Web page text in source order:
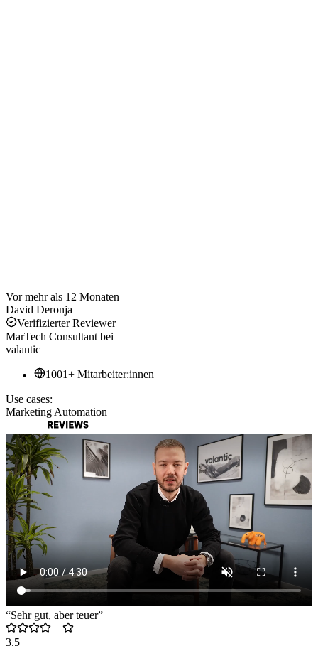
Vor mehr als 12 Monaten
David Deronja
Verifizierter Reviewer
MarTech Consultant bei
valantic
1001+ Mitarbeiter:innen
Use cases:
Marketing Automation
“Sehr gut, aber teuer”
3.5